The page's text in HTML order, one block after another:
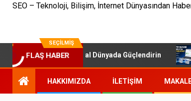
SEO – Teknoloji, Bilişim, İnternet Dünyasından
SEÇILMIŞ
FLAŞ HABER
İşletmenizi Dijital Dünyada Güçlendirin
HAKKIMIZDA İLETIŞIM